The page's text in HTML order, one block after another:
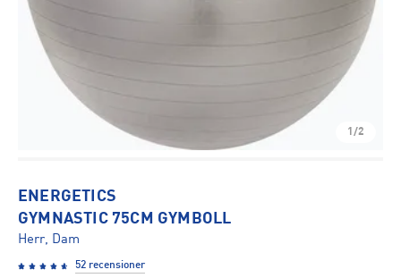
1/2
ENERGETICS
GYMNASTIC 75CM GYMBOLL
Herr, Dam
52 recensioner